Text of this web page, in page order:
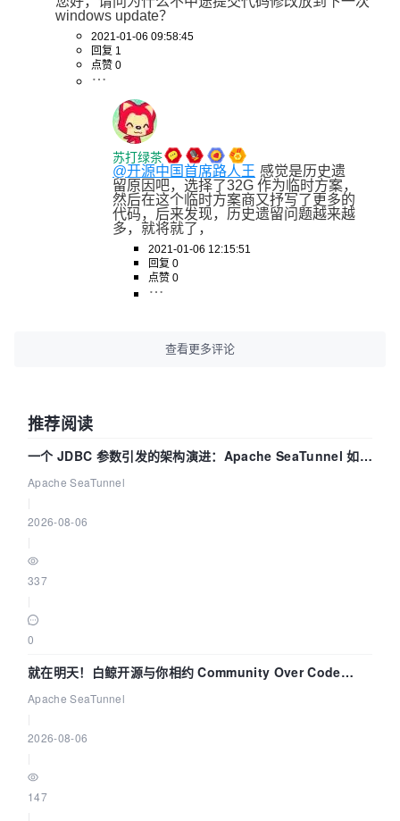
windows update？
2021-01-06 09:58:45
回复 1
点赞 0
苏打绿茶
@开源中国首席路人王 感觉是历史遗
留原因吧，选择了32G 作为临时方案，
然后在这个临时方案商又抒写了更多的
代码，后来发现，历史遗留问题越来越
多，就将就了，
2021-01-06 12:15:51
回复 0
点赞 0
查看更多评论
推荐阅读
一个 JDBC 参数引发的架构演进：Apache SeaTunnel 如何
解决数据同步中的“定时 Flush”难题
Apache SeaTunnel
2026-08-06
337
0
就在明天！白鲸开源与你相约 Community Over Code
Asia 2026 主题演讲！
Apache SeaTunnel
2026-08-06
147